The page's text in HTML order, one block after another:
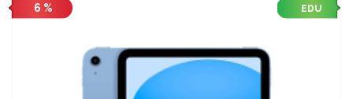
6 % EDU